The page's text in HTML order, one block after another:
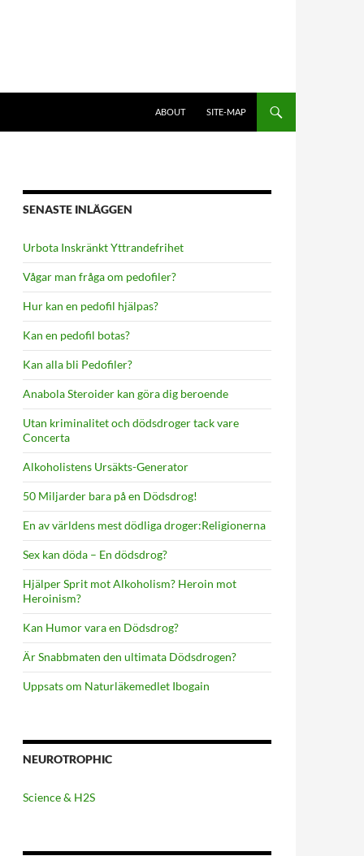
ABOUT
SITE-MAP
SENASTE INLÄGGEN
Urbota Inskränkt Yttrandefrihet
Vågar man fråga om pedofiler?
Hur kan en pedofil hjälpas?
Kan en pedofil botas?
Kan alla bli Pedofiler?
Anabola Steroider kan göra dig beroende
Utan kriminalitet och dödsdroger tack vare
Concerta
Alkoholistens Ursäkts-Generator
50 Miljarder bara på en Dödsdrog!
En av världens mest dödliga droger:Religionerna
Sex kan döda – En dödsdrog?
Hjälper Sprit mot Alkoholism? Heroin mot
Heroinism?
Kan Humor vara en Dödsdrog?
Är Snabbmaten den ultimata Dödsdrogen?
Uppsats om Naturläkemedlet Ibogain
NEUROTROPHIC
Science & H2S